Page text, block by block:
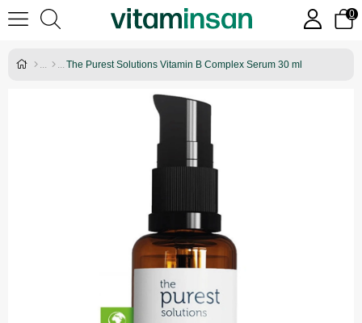
0
The Purest Solutions Vitamin B Complex Serum 30 ml